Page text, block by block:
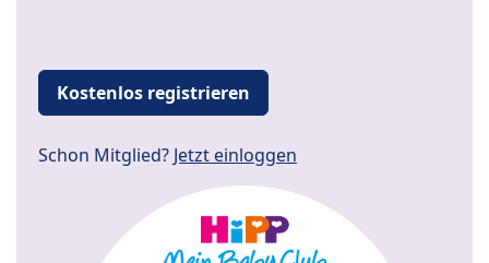
Kostenlos registrieren
Schon Mitglied? Jetzt einloggen